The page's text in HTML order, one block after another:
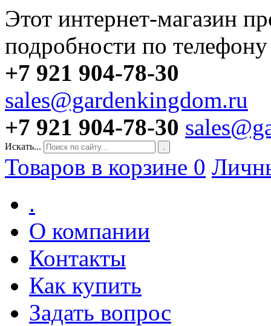
Этот интернет-магазин
подробности по телефону
+7 921 904-78-30
sales@gardenkingdom.ru
+7 921 904-78-30
Искать... .
Товаров в корзине 0
.
О компании
Контакты
Как купить
Задать вопрос